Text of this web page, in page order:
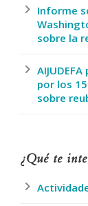
Informe
sobre la
por los
sobre
¿Qué te